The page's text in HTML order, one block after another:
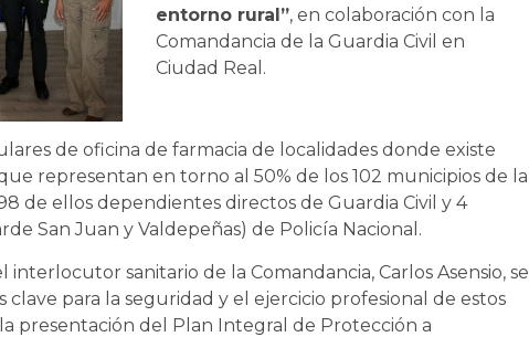
entorno rural”, en colaboración con la
Comandancia de la Guardia Civil en
Ciudad Real.
de oficina de farmacia de localidades donde existe
representan en torno al 50% de los 102 municipios de la
de ellos dependientes directos de Guardia Civil y 4
San Juan y Valdepeñas) de Policía Nacional.
sanitario de la Comandancia, Carlos Asensio, se
clave para la seguridad y el ejercicio profesional de estos
presentación del Plan Integral de Protección a